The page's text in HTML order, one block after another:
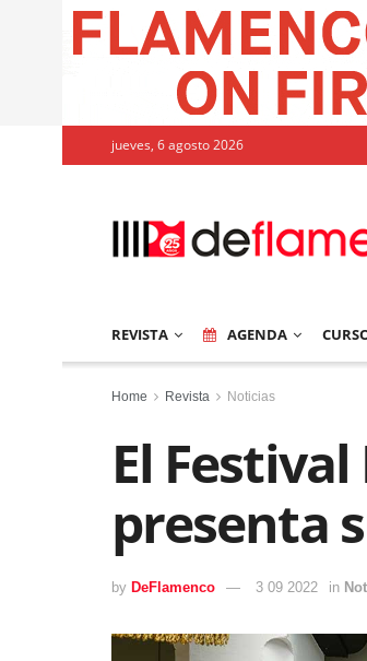
jueves, 6 agosto 2026
REVISTA AGENDA
Home Revista Noticias
El
presenta
by DeFlamenco 3 09 2022 in